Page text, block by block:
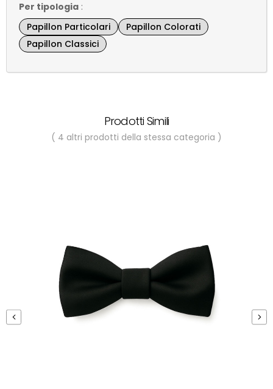
Per tipologia :
Papillon Particolari
Papillon Colorati
Papillon Classici
Prodotti Simili
( 4 altri prodotti della stessa categoria )